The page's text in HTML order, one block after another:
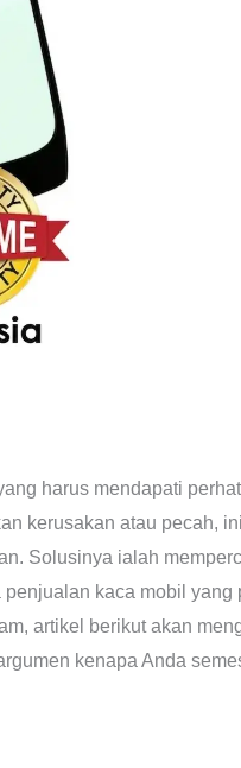
harus mendapati
kerusakan atau pecah,
Solusinya ialah
kaca mobil yang
artikel berikut akan
kenapa Anda